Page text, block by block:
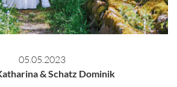
05.05.2023
& Schatz Dominik